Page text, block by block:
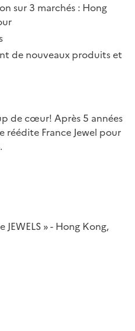
sur 3 marchés : Hong
de nouveaux produits et
de cœur! Après 5 années
réédite France Jewel pour
JEWELS » - Hong Kong,